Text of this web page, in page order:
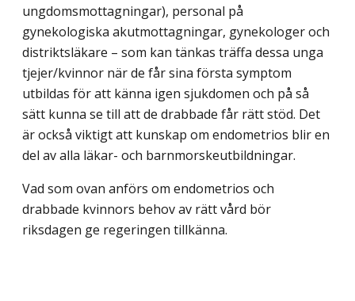
ungdomsmottagningar), personal på
gynekologiska akutmottagningar, gynekologer och
distriktsläkare – som kan tänkas träffa dessa unga
tjejer/kvinnor när de får sina första symptom
utbildas för att känna igen sjukdomen och på så
sätt kunna se till att de drabbade får rätt stöd. Det
är också viktigt att kunskap om endometrios blir en
del av alla läkar- och barnmorskeutbildningar.
Vad som ovan anförs om endometrios och
drabbade kvinnors behov av rätt vård bör
riksdagen ge regeringen tillkänna.